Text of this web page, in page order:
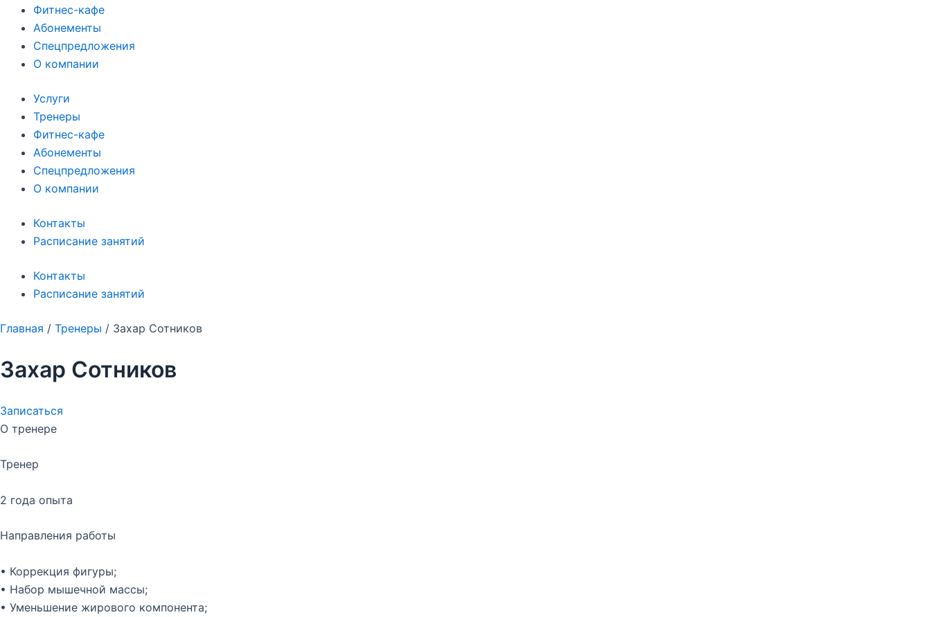
Фитнес-кафе
Абонементы
Спецпредложения
О компании
Услуги
Тренеры
Фитнес-кафе
Абонементы
Спецпредложения
О компании
Контакты
Расписание занятий
Контакты
Расписание занятий
Главная / Тренеры / Захар Сотников
Захар Сотников
Записаться
О тренере
Тренер
2 года опыта
Направления работы
• Коррекция фигуры;
• Набор мышечной массы;
• Уменьшение жирового компонента;